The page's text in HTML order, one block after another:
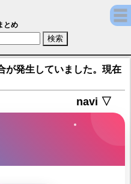
辻あゆみ)【逆転オセロ
とめ
が発生していました。現在
navi ▽